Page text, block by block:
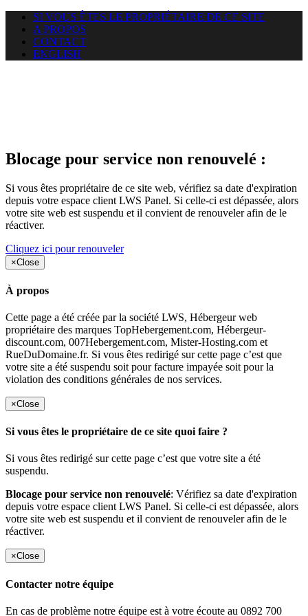
SI VOUS ÊTES LE PROPRIÉTAIRE DE CE SITE
A PROPOS
CONTACT
ENGLISH
Blocage pour service non renouvelé :
Si vous êtes propriétaire de ce site web, vérifiez sa date d'expiration
depuis votre espace client LWS Panel. Si celle-ci est dépassée, alors
votre site web est suspendu et il convient de renouveler afin de le
réactiver.
Cliquez ici pour renouveler
×Close
À propos
Cette page a été créée par la société LWS, Hébergeur web
propriétaire des marques TopHebergement.com, Hébergeur-
discount.com, 007Hebergement.com, Mister-Hosting.com et
RueDuDomaine.fr. Si vous êtes redirigé sur cette page c’est que
votre site a été suspendu soit pour facture impayée soit pour la
violation des conditions générales de nos services.
×Close
Si vous êtes le propriétaire de ce site quoi faire ?
Si vous êtes redirigé sur cette page c’est que votre site a été
suspendu.
Blocage pour service non renouvelé: Vérifiez sa date d'expiration
depuis votre espace client LWS Panel. Si celle-ci est dépassée, alors
votre site web est suspendu et il convient de renouveler afin de le
réactiver.
×Close
Contacter notre équipe
En cas de problème notre équipe est à votre écoute au 0892 700